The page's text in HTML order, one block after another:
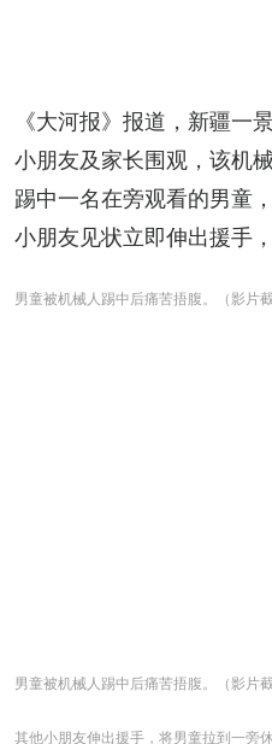
《大河报》报道，新疆一
小朋友及家长围观，该机
踢中一名在旁观看的男童
小朋友见状立即伸出援手
男童被机械人踢中后痛苦捂腹。（影片截
男童被机械人踢中后痛苦捂腹。（影片截
其他小朋友伸出援手，将男童拉到一旁